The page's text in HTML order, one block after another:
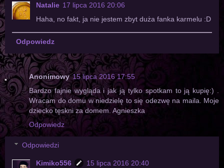
Natalie 17 lipca 2016 20:06
Haha, no fakt, ja nie jestem zbyt duża fanka karmelu :D
Odpowiedz
Anonimowy 15 lipca 2016 17:55
Bardzo fajnie wygląda i jak ją tylko spotkam to ją kupię:) .
Wracam do domu w niedzielę to się odezwę na maila. Moje
dziecko tęskni za domem. Agnieszka
Odpowiedz
Odpowiedzi
Kimiko556
15 lipca 2016 20:40